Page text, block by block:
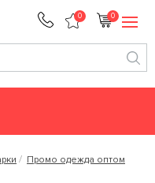
0 0
Промо одежда оптом